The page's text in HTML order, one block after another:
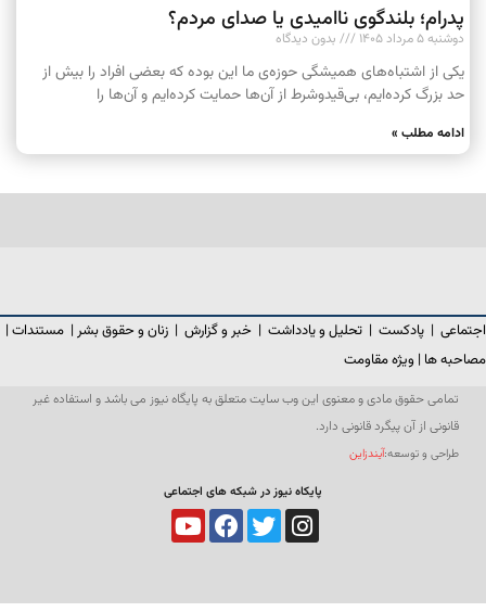
پدرام؛ بلندگوی ناامیدی یا صدای مردم؟
دوشنبه ۵ مرداد ۱۴۰۵ بدون دیدگاه
یکی از اشتباه‌های همیشگی حوزه‌ی ما این بوده که بعضی افراد را بیش از
حد بزرگ کرده‌ایم، بی‌قیدوشرط از آن‌ها حمایت کرده‌ایم و آن‌ها را
ادامه مطلب »
اجتماعی | پادکست | تحلیل و یادداشت | خبر و گزارش | زنان و حقوق بشر | مستندات |
مصاحبه ها | ویژه مقاومت
تمامی حقوق مادی و معنوی این وب سایت متعلق به پایگاه نیوز می باشد و استفاده غیر
قانونی از آن پیگرد قانونی دارد.
طراحی و توسعه:آیندزاین
پایکاه نیوز در شبکه های اجتماعی